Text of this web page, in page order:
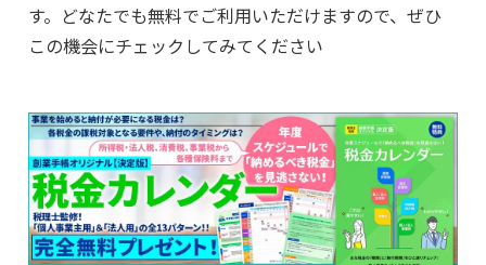
す。どなたでも無料でご利用いただけますので、ぜひ
この機会にチェックしてみてください